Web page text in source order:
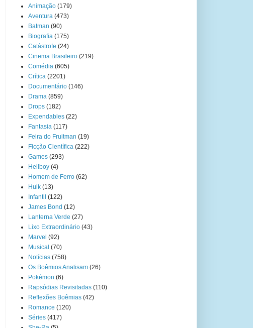
Animação (179)
Aventura (473)
Batman (90)
Biografia (175)
Catástrofe (24)
Cinema Brasileiro (219)
Comédia (605)
Crítica (2201)
Documentário (146)
Drama (859)
Drops (182)
Expendables (22)
Fantasia (117)
Feira do Fruitman (19)
Ficção Científica (222)
Games (293)
Hellboy (4)
Homem de Ferro (62)
Hulk (13)
Infantil (122)
James Bond (12)
Lanterna Verde (27)
Lixo Extraordinário (43)
Marvel (92)
Musical (70)
Notícias (758)
Os Boêmios Analisam (26)
Pokémon (6)
Rapsódias Revisitadas (110)
Reflexões Boêmias (42)
Romance (120)
Séries (417)